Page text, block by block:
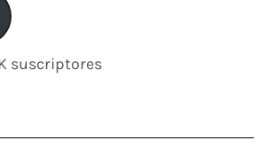
suscriptores